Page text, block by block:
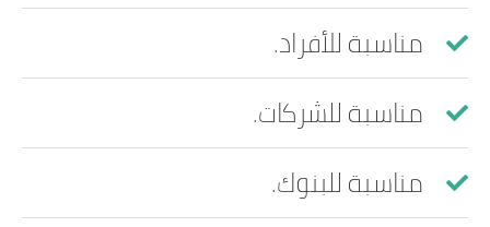
مناسبة للأفراد.
مناسبة للشركات.
مناسبة للبنوك.